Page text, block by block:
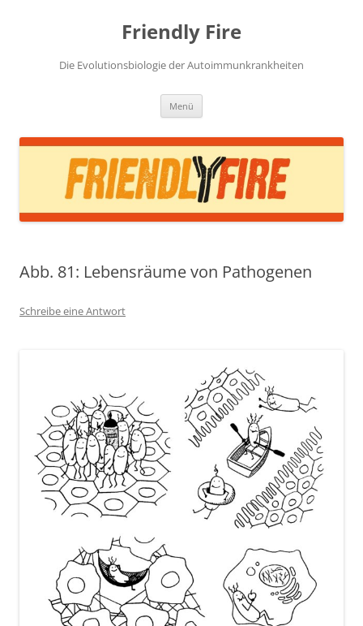
Friendly Fire
Die Evolutionsbiologie der Autoimmunkrankheiten
Menü
Abb. 81: Lebensräume von Pathogenen
Schreibe eine Antwort